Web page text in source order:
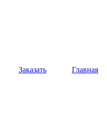
Заказать
Главная